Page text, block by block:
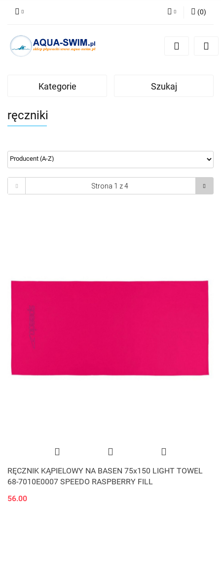
(0)
Kategorie Szukaj
ręczniki
RĘCZNIK KĄPIELOWY NA BASEN 75x150 LIGHT TOWEL
68-7010E0007 SPEEDO RASPBERRY FILL
56.00